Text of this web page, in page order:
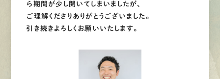
ら期間が少し開いてしまいましたが、
ご理解くださりありがとうございました。
引き続きよろしくお願いいたします。